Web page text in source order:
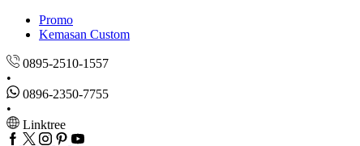
Promo
Kemasan Custom
0895-2510-1557
0896-2350-7755
Linktree
Facebook
Twitter
Instagram
Pinterest
Youtube